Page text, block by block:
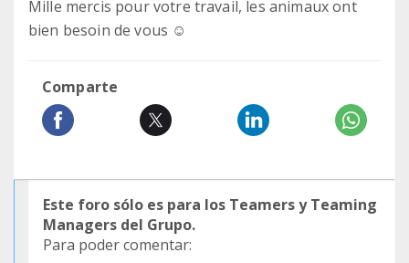
Mille mercis pour votre travail, les animaux ont
bien besoin de vous ☺️
Comparte
Este foro sólo es para los Teamers y Teaming
Managers del Grupo.
Para poder comentar: